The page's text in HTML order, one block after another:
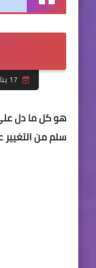
هوكل ما دل
سلم من